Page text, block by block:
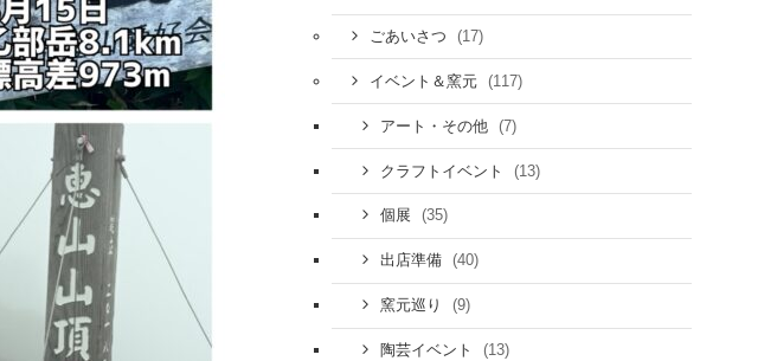
ごあいさつ (17)
イベント＆窯元 (117)
アート・その他 (7)
クラフトイベント (13)
個展 (35)
出店準備 (40)
窯元巡り (9)
陶芸イベント (13)